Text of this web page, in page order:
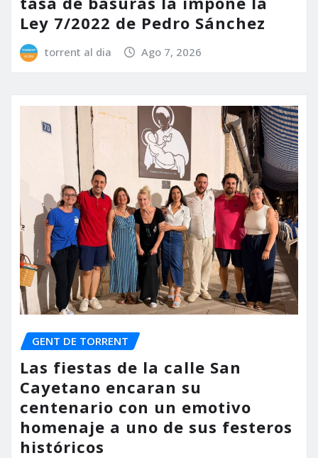
Ley 7/2022 de Pedro Sánchez
torrent al dia Ago 7, 2026
GENT DE TORRENT
Las fiestas de la calle San
Cayetano encaran su
centenario con un emotivo
homenaje a uno de sus festeros
históricos